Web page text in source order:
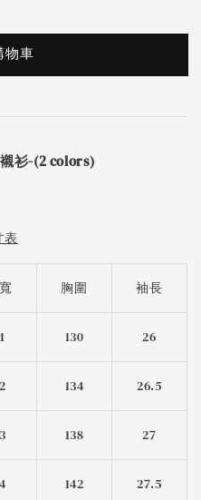
物車
衫-(2 colors)
表
胸圍 袖長
130 26
134 26.5
138 27
142 27.5